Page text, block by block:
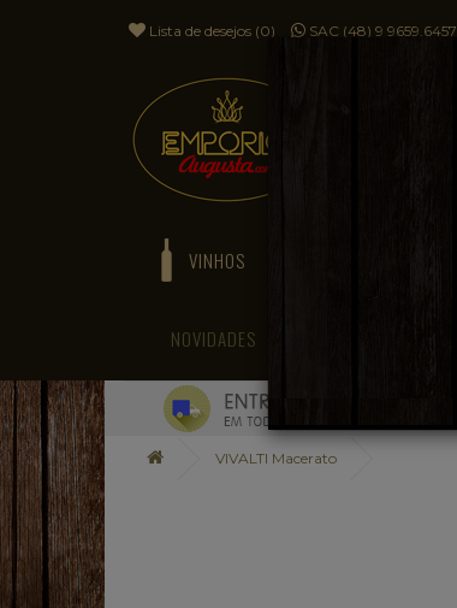
Lista de desejos (0) SAC (48) 9 9659.6457
VINHOS
NOVIDADES
VIVALTI Macerato